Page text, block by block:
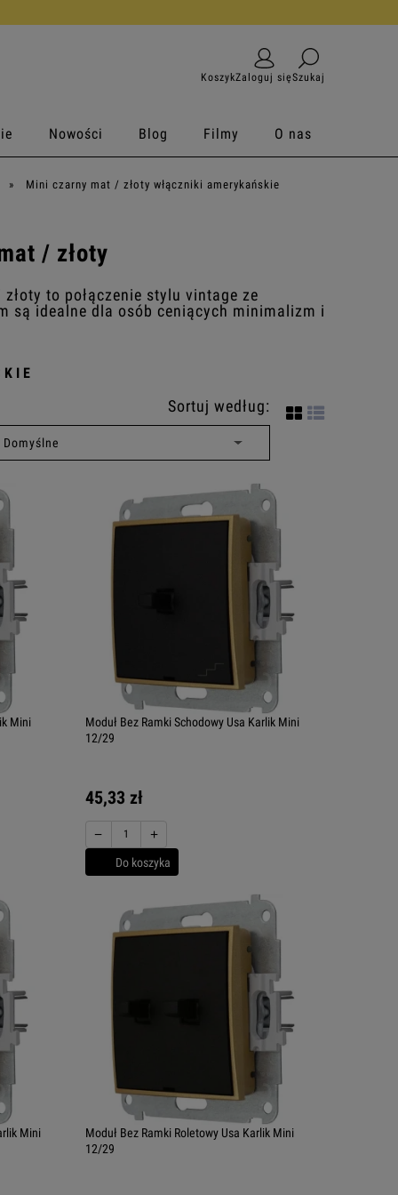
KoszykZaloguj sięSzukaj
Nowości Blog Filmy O nas
» Mini czarny mat / złoty włączniki amerykańskie
/ złoty
to połączenie stylu vintage ze
są idealne dla osób ceniących minimalizm i
Sortuj według:
Mini
Moduł Bez Ramki Schodowy Usa Karlik Mini
12/29
45,33 zł
− +
Do koszyka
Mini
Moduł Bez Ramki Roletowy Usa Karlik Mini
12/29